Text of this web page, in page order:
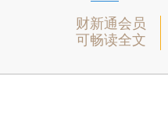
财新通会员
可畅读全文